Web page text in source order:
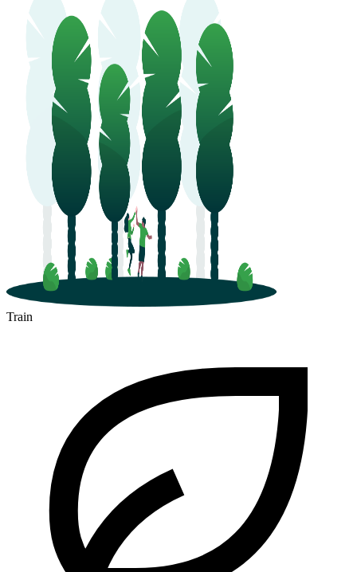
Train